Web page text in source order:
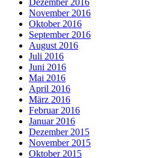
November 2016
Oktober 2016
September 2016
August 2016
Juli 2016
Juni 2016
Mai 2016
April 2016
März 2016
Februar 2016
Januar 2016
Dezember 2015
November 2015
Oktober 2015